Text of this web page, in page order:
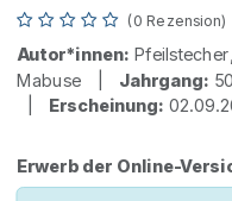
(0 Rezension)
Autor*innen:
Mabuse | Jahrgang:
Erscheinung:
Erwerb der Online-